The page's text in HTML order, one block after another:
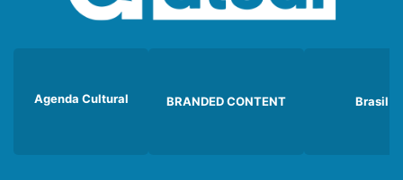
Agenda Cultural BRANDED CONTENT Brasil